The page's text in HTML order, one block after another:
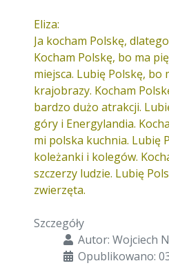
Eliza:
Ja kocham Polskę,
Kocham Polskę, bo ma
miejsca. Lubię Polskę, bo
krajobrazy. Kocham
bardzo dużo atrakcji.
góry i Energylandia.
mi polska kuchnia. Lubię
koleżanki i kolegów.
szczerzy ludzie. Lubię
zwierzęta.
Szczegóły
Autor: Wojciech
Opublikowano: